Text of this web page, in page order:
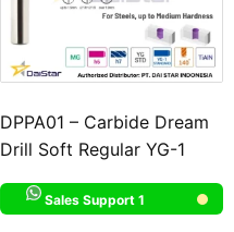
DPPA01 – Carbide Dream
Drill Soft Regular YG-1
Sales Support 1